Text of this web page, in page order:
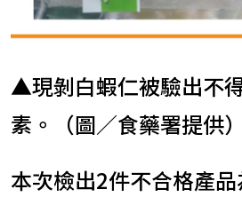
▲現剝白蝦仁被驗出不
素。（圖／食藥署提供）
本次檢出2件不合格產